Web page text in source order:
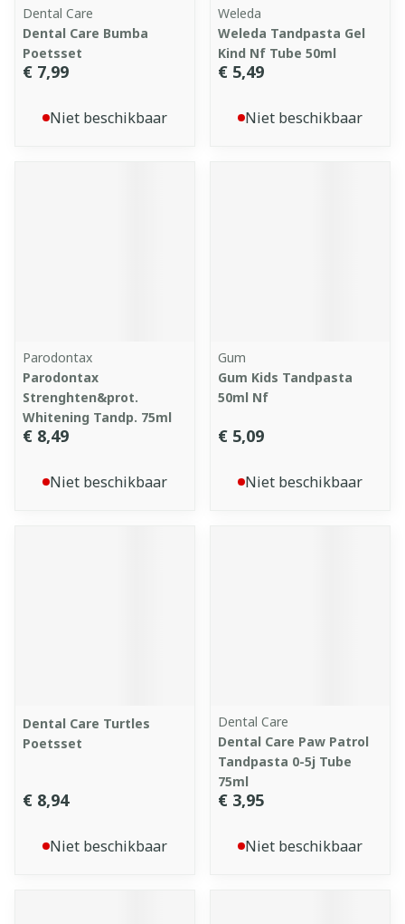
Dental Care
Dental Care Bumba
Poetsset
€ 7,99
Niet beschikbaar
Weleda
Weleda Tandpasta Gel
Kind Nf Tube 50ml
€ 5,49
Niet beschikbaar
Parodontax
Parodontax
Strenghten&prot.
Whitening Tandp. 75ml
€ 8,49
Niet beschikbaar
Gum
Gum Kids Tandpasta
50ml Nf
€ 5,09
Niet beschikbaar
Dental Care Turtles
Poetsset
€ 8,94
Niet beschikbaar
Dental Care
Dental Care Paw Patrol
Tandpasta 0-5j Tube
75ml
€ 3,95
Niet beschikbaar